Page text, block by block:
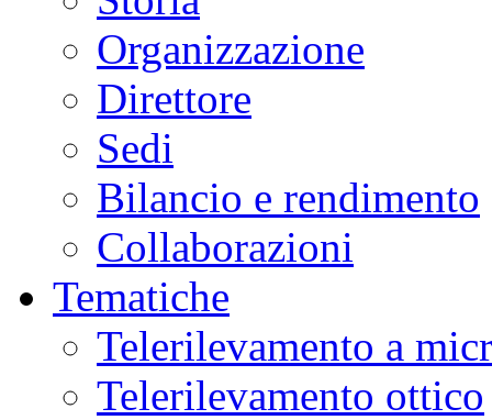
Organizzazione
Direttore
Sedi
Bilancio e rendimento
Collaborazioni
Tematiche
Telerilevamento a
Telerilevamento ottico